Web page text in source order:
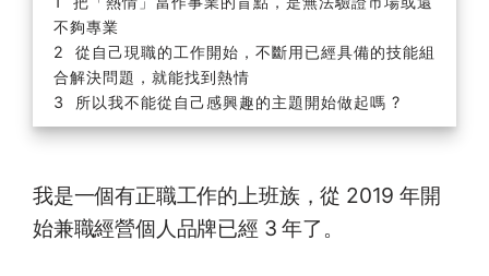
不夠專業
從自己現職的工作開始，不斷用已經具備的技能組
合解決問題，就能找到熱情
所以我不能從自己感興趣的主題開始做起嗎 ?
我是一個有正職工作的上班族，從 2019 年開
始兼職經營個人品牌已經 3 年了。